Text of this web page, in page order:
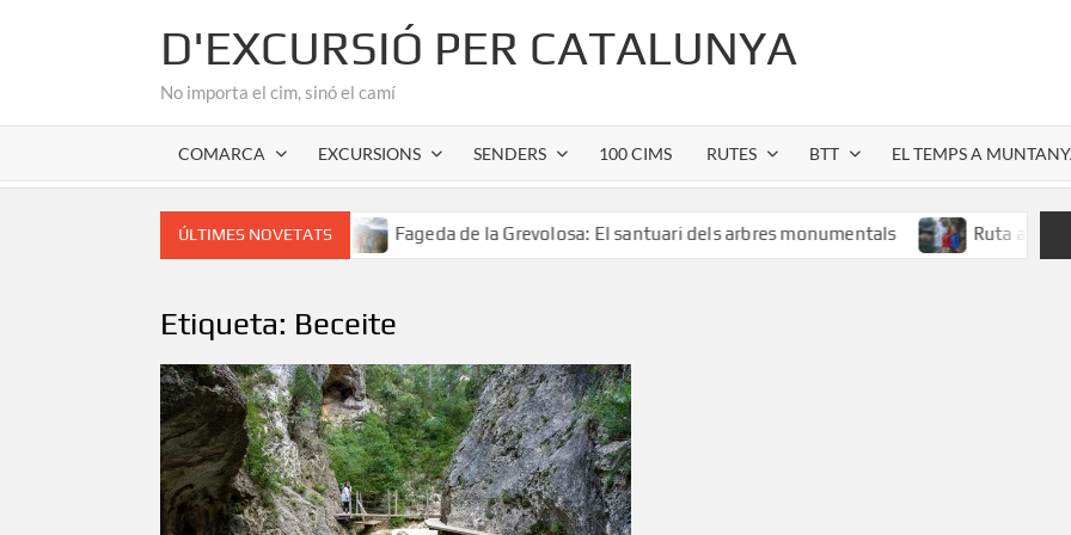
D'EXCURSIÓ PER CATALUNYA
No importa el cim, sinó el camí
COMARCA EXCURSIONS SENDERS 100 CIMS RUTES BTT EL TEMPS A
ÚLTIMES NOVETATS
romànic de l’Alta Garrotxa Fageda de la Grevolosa: El santuari dels arbres monumentals Ruta al Salt de
Etiqueta: Beceite